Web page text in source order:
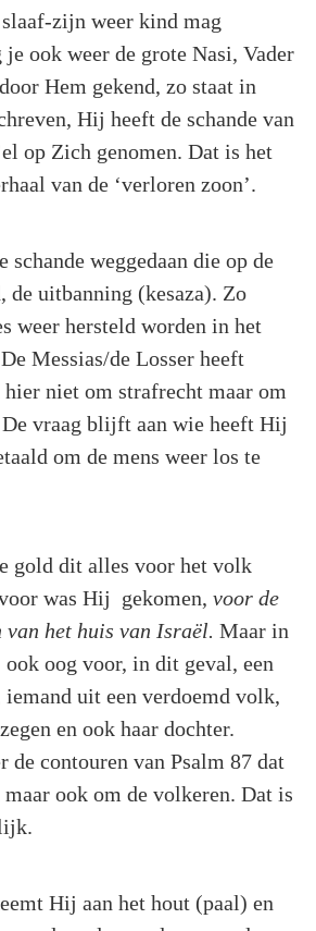
zijn weer kind mag
je ook weer de grote Nasi, Vader
Hem gekend, zo staat in
Hij heeft de schande van
op Zich genomen. Dat is het
van de ‘verloren zoon’.
schande weggedaan die op de
de uitbanning (kesaza). Zo
weer hersteld worden in het
Messias/de Losser heeft
hier niet om strafrecht maar om
vraag blijft aan wie heeft Hij
om de mens weer los te
gold dit alles voor het volk
was Hij gekomen, voor de
van het huis van Israël. Maar in
oog voor, in dit geval, een
iemand uit een verdoemd volk,
en ook haar dochter.
de contouren van Psalm 87 dat
ook om de volkeren. Dat is
Hij aan het hout (paal) en